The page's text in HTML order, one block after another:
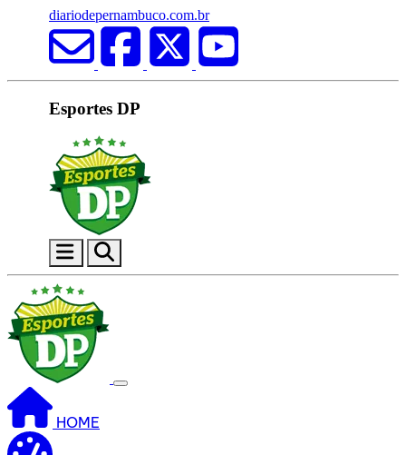
diariodepernambuco.com.br
Esportes DP
HOME